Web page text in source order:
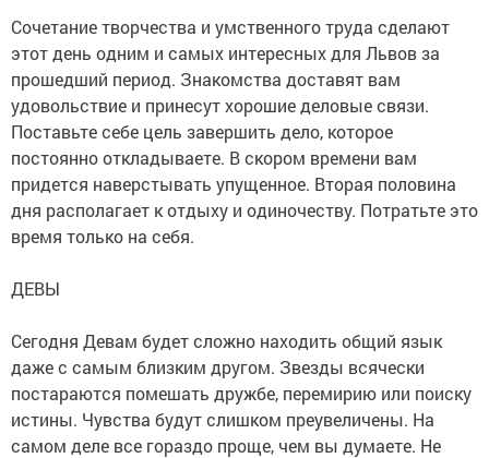
Сочетание творчества и умственного труда сделают
этот день одним и самых интересных для Львов за
прошедший период. Знакомства доставят вам
удовольствие и принесут хорошие деловые связи.
Поставьте себе цель завершить дело, которое
постоянно откладываете. В скором времени вам
придется наверстывать упущенное. Вторая половина
дня располагает к отдыху и одиночеству. Потратьте это
время только на себя.
ДЕВЫ
Сегодня Девам будет сложно находить общий язык
даже с самым близким другом. Звезды всячески
постараются помешать дружбе, перемирию или поиску
истины. Чувства будут слишком преувеличены. На
самом деле все гораздо проще, чем вы думаете. Не